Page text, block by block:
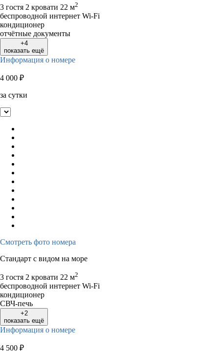
3 гостя 2 кровати 22 м2
беспроводной интернет Wi-Fi
кондиционер
отчётные документы
+4
показать ещё
Информация о номере
4 000 ₽
за сутки
Смотреть фото номера
Стандарт с видом на море
3 гостя 2 кровати 22 м2
беспроводной интернет Wi-Fi
кондиционер
СВЧ-печь
+2
показать ещё
Информация о номере
4 500 ₽